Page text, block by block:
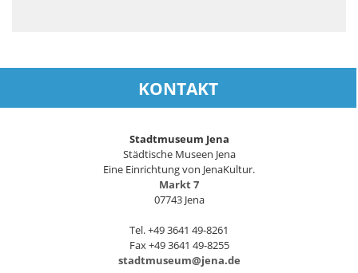
KONTAKT
Stadtmuseum Jena
Städtische Museen Jena
Eine Einrichtung von JenaKultur.
Markt 7
07743 Jena
Tel. +49 3641 49-8261
Fax +49 3641 49-8255
stadtmuseum@jena.de